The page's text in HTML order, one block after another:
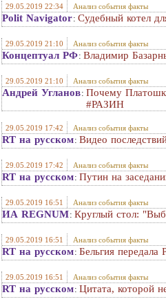
29.05.2019 22:34 Анализ события факты
Polit Navigator: Судебный котел
29.05.2019 21:10 Анализ события факты
Концептуал РФ: Владимир
29.05.2019 21:10 Анализ события факты
Андрей Угланов: Почему
#РАЗИН
29.05.2019 17:42 Анализ события факты
RT на русском: Видео
29.05.2019 17:42 Анализ события факты
RT на русском: Путин на
29.05.2019 16:51 Анализ события факты
ИА REGNUM: Круглый стол:
29.05.2019 16:51 Анализ события факты
RT на русском: Бельгия передала
29.05.2019 16:51 Анализ события факты
RT на русском: Цитата, которой